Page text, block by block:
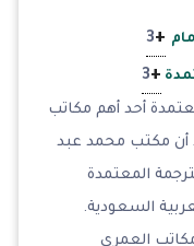
+
3
+
3
أحد أهم مكاتب
أن مكتب محمد عبد
المعتمدة
السعودية.
العمري